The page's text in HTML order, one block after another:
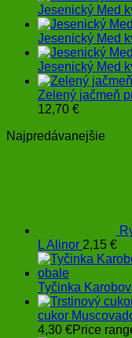
Jesenický Med
Jesenický Med
Jesenický Med
Zelený jačmeň
12,70 €
Najpredávanejšie
L Alinor 2,15 €
Tyčinka
cukor
4,30 €Price